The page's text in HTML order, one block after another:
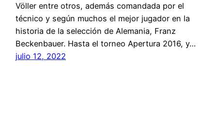
Völler entre otros, además comandada por el
técnico y según muchos el mejor jugador en la
historia de la selección de Alemania, Franz
Beckenbauer. Hasta el torneo Apertura 2016, y…
julio 12, 2022